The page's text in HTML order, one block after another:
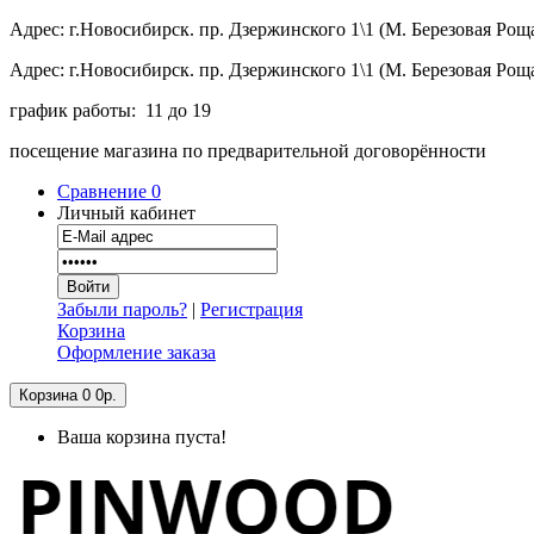
Адрес: г.Новосибирск. пр. Дзержинского 1\1 (М. Березовая
Адрес: г.Новосибирск. пр. Дзержинского 1\1 (М. Березовая
график работы: 11 до 19
посещение магазина по предварительной договорённости
Сравнение 0
Личный кабинет
Забыли пароль? | Регистрация
Корзина
Оформление заказа
Корзина 0 0р.
Ваша корзина пуста!